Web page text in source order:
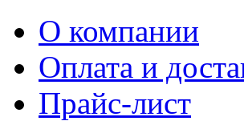
О компании
Оплата и
Прайс-лист